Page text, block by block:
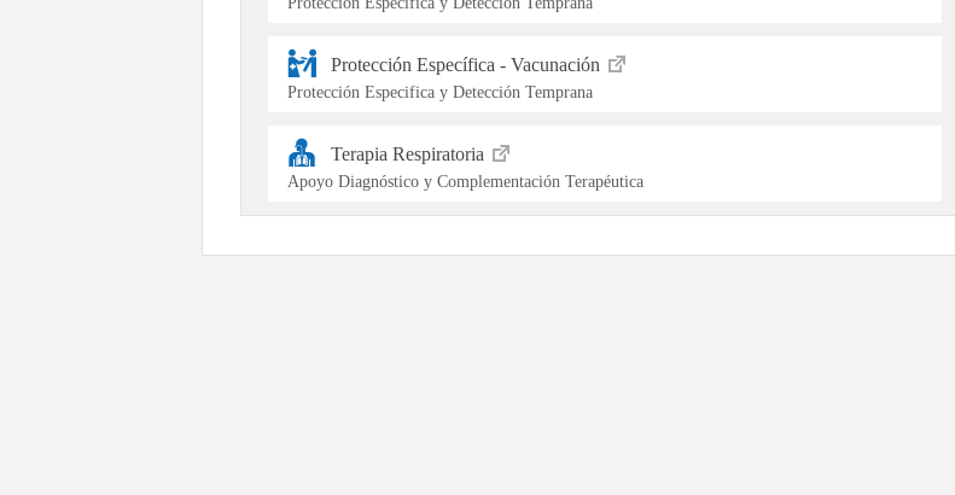
Protección Específica - Vacunación
Protección Especifica y Detección Temprana
Terapia Respiratoria
Apoyo Diagnóstico y Complementación Terapéutica